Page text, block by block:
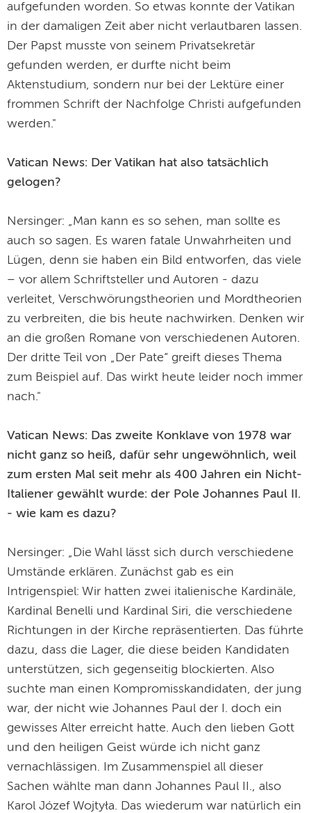
aufgefunden worden. So etwas konnte der Vatikan
in der damaligen Zeit aber nicht verlautbaren lassen.
Der Papst musste von seinem Privatsekretär
gefunden werden, er durfte nicht beim
Aktenstudium, sondern nur bei der Lektüre einer
frommen Schrift der Nachfolge Christi aufgefunden
werden."
Vatican News: Der Vatikan hat also tatsächlich
gelogen?
Nersinger: „Man kann es so sehen, man sollte es
auch so sagen. Es waren fatale Unwahrheiten und
Lügen, denn sie haben ein Bild entworfen, das viele
– vor allem Schriftsteller und Autoren - dazu
verleitet, Verschwörungstheorien und Mordtheorien
zu verbreiten, die bis heute nachwirken. Denken wir
an die großen Romane von verschiedenen Autoren.
Der dritte Teil von „Der Pate“ greift dieses Thema
zum Beispiel auf. Das wirkt heute leider noch immer
nach."
Vatican News: Das zweite Konklave von 1978 war
nicht ganz so heiß, dafür sehr ungewöhnlich, weil
zum ersten Mal seit mehr als 400 Jahren ein Nicht-
Italiener gewählt wurde: der Pole Johannes Paul II.
- wie kam es dazu?
Nersinger: „Die Wahl lässt sich durch verschiedene
Umstände erklären. Zunächst gab es ein
Intrigenspiel: Wir hatten zwei italienische Kardinäle,
Kardinal Benelli und Kardinal Siri, die verschiedene
Richtungen in der Kirche repräsentierten. Das führte
dazu, dass die Lager, die diese beiden Kandidaten
unterstützen, sich gegenseitig blockierten. Also
suchte man einen Kompromisskandidaten, der jung
war, der nicht wie Johannes Paul der I. doch ein
gewisses Alter erreicht hatte. Auch den lieben Gott
und den heiligen Geist würde ich nicht ganz
vernachlässigen. Im Zusammenspiel all dieser
Sachen wählte man dann Johannes Paul II., also
Karol Józef Wojtyła. Das wiederum war natürlich ein